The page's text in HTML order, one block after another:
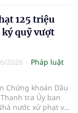
với tổng số
do nhiều vi
động khám, chữa
125 triệu
ký quỹ vượt
2026
Pháp luật
Chứng khoán Dầu
tra Ủy ban
nước xử phạt vi